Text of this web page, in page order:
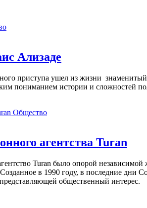
Ализаде
приступа ушел из жизни
пониманием истории и сложностей
Общество
агентства Turan
Turan было опорой
в 1990 году, в последние
общественный интерес.